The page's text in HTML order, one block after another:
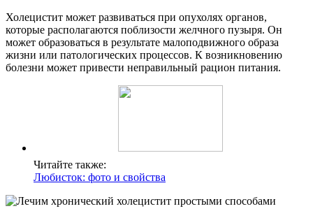
Холецистит может развиваться при опухолях органов,
которые располагаются поблизости желчного пузыря. Он
может образоваться в результате малоподвижного образа
жизни или патологических процессов. К возникновению
болезни может привести неправильный рацион питания.
Читайте также:
Любисток: фото и свойства